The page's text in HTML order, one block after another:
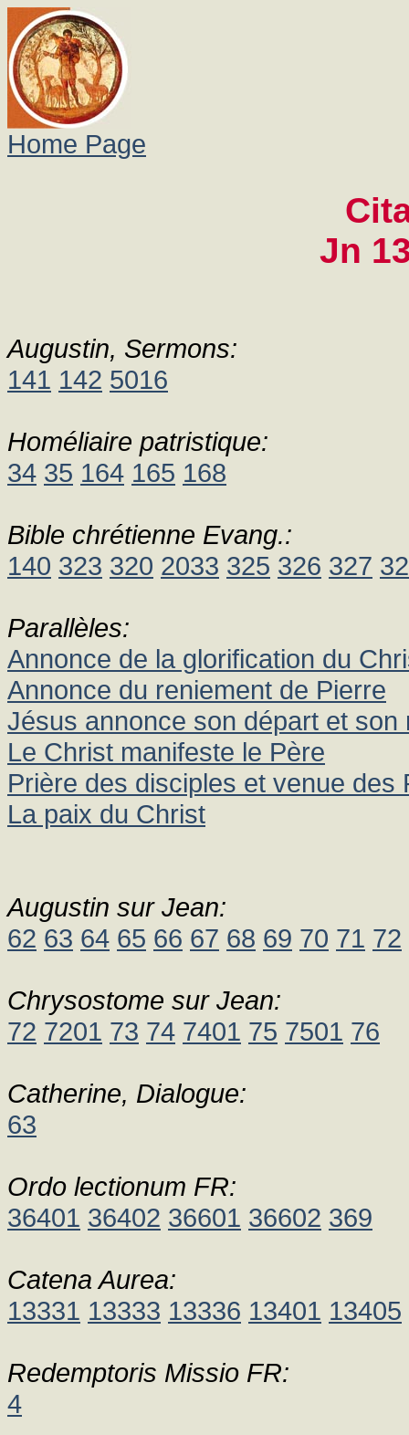
Home Page
Jn
Augustin, Sermons:
141 142 5016
Homéliaire patristique:
34 35 164 165 168
Bible chrétienne Evang.:
140 323 320 2033 325 326 327
Parallèles:
Annonce de la glorification du
Annonce du reniement de Pierre
Jésus annonce son départ et son
Le Christ manifeste le Père
Prière des disciples et venue des
La paix du Christ
Augustin sur Jean:
62 63 64 65 66 67 68 69 70 71 72
Chrysostome sur Jean:
72 7201 73 74 7401 75 7501 76
Catherine, Dialogue:
63
Ordo lectionum FR:
36401 36402 36601 36602 369
Catena Aurea:
13331 13333 13336 13401 13405
Redemptoris Missio FR:
4